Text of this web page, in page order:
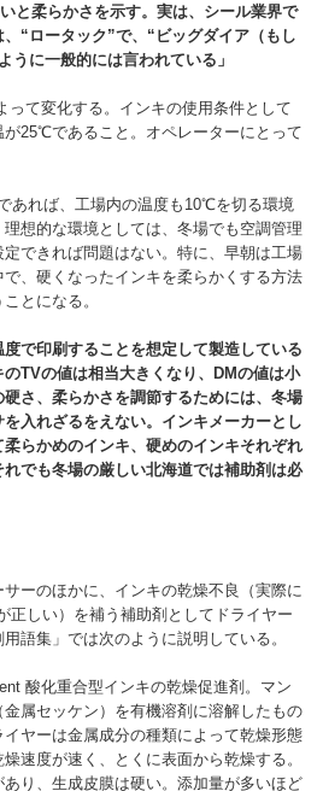
と柔らかさを示す。実は、シール業界で
“ロータック”で、“ビッグダイア（もし
うに一般的には言われている」
って変化する。インキの使用条件として
25℃であること。オペレーターにとって
あれば、工場内の温度も10℃を切る環境
想的な環境としては、冬場でも空調管理
できれば問題はない。特に、早朝は工場
、硬くなったインキを柔らかくする方法
とになる。
で印刷することを想定して製造している
のTVの値は相当大きくなり、DMの値は小
さ、柔らかさを調節するためには、冬場
入れざるをえない。インキメーカーとし
らかめのインキ、硬めのインキそれぞれ
でも冬場の厳しい北海道では補助剤は必
ーのほかに、インキの乾燥不良（実際に
正しい）を補う補助剤としてドライヤー
語集」では次のように説明している。
酸化重合型インキの乾燥促進剤。マン
属セッケン）を有機溶剤に溶解したもの
ヤーは金属成分の種類によって乾燥形態
速度が速く、とくに表面から乾燥する。
り、生成皮膜は硬い。添加量が多いほど